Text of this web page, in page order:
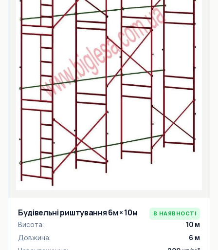
Будівельні риштування 6м × 10м В НАЯВНОСТІ
Висота:
10 м
Довжина:
6 м